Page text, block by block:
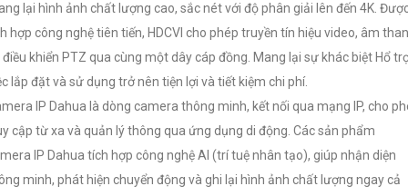
lại hình ảnh chất lượng cao, sắc nét với độ phân giải lên đến 4K.
hợp công nghệ tiên tiến, HDCVI cho phép truyền tín hiệu video, âm
điều khiển PTZ qua cùng một dây cáp đồng. Mang lại sự khác biệt Hổ
lắp đặt và sử dụng trở nên tiện lợi và tiết kiệm chi phí.
IP Dahua là dòng camera thông minh, kết nối qua mạng IP, cho
cập từ xa và quản lý thông qua ứng dụng di động. Các sản phẩm
IP Dahua tích hợp công nghệ AI (trí tuệ nhân tạo), giúp nhận diện
minh, phát hiện chuyển động và ghi lại hình ảnh chất lượng ngay cả